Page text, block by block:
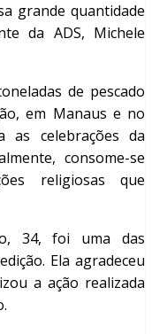
grande quantidade
da ADS, Michele
de pescado
em Manaus e no
as celebrações da
consome-se
religiosas que
34, foi uma das
Ela agradeceu
a ação realizada